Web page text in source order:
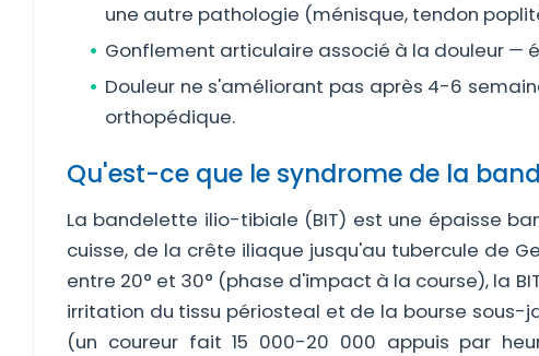
une autre pathologie (ménisque, tendon
Gonflement articulaire associé à la douleur
Douleur ne s'améliorant pas après 4-6
orthopédique.
Qu'est-ce que le syndrome de la
La bandelette ilio-tibiale (BIT) est une épaisse
cuisse, de la crête iliaque jusqu'au tubercule de
entre 20° et 30° (phase d'impact à la course), la
irritation du tissu périosteal et de la bourse
(un coureur fait 15 000-20 000 appuis par